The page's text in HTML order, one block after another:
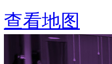
查看地图